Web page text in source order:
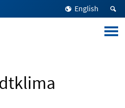
English